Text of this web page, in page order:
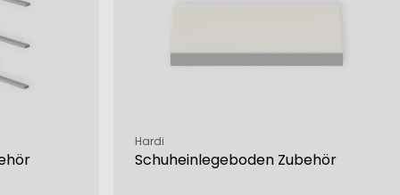
Schuheinlegeboden Zubehör
Verkäufer:
Hardi